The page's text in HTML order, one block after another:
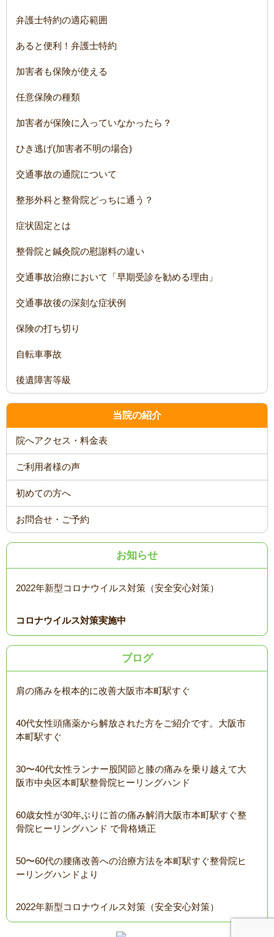
弁護士特約の適応範囲
あると便利！弁護士特約
加害者も保険が使える
任意保険の種類
加害者が保険に入っていなかったら？
ひき逃げ(加害者不明の場合)
交通事故の通院について
整形外科と整骨院どっちに通う？
症状固定とは
整骨院と鍼灸院の慰謝料の違い
交通事故治療において「早期受診を勧める理由」
交通事故後の深刻な症状例
保険の打ち切り
自転車事故
後遺障害等級
当院の紹介
院へアクセス・料金表
ご利用者様の声
初めての方へ
お問合せ・ご予約
お知らせ
2022年新型コロナウイルス対策（安全安心対策）
コロナウイルス対策実施中
ブログ
肩の痛みを根本的に改善大阪市本町駅すぐ
40代女性頭痛薬から解放された方をご紹介です。大阪市
本町駅すぐ
30〜40代女性ランナー股関節と膝の痛みを乗り越えて大
阪市中央区本町駅整骨院ヒーリングハンド
60歳女性が30年ぶりに首の痛み解消大阪市本町駅すぐ整
骨院ヒーリングハンド で骨格矯正
50〜60代の腰痛改善への治療方法を本町駅すぐ整骨院ヒ
ーリングハンドより
2022年新型コロナウイルス対策（安全安心対策）